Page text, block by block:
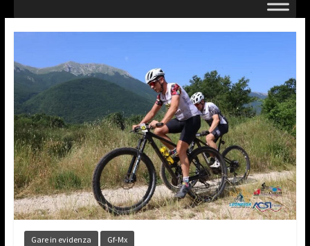
Gare in evidenza Gf-Mx